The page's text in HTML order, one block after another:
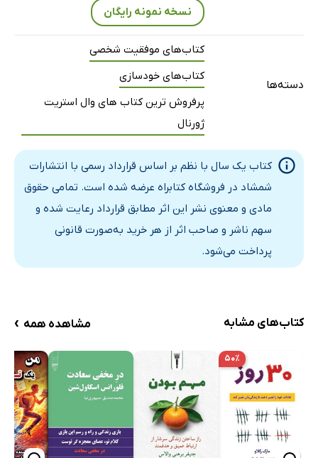
نسخه نمونه رایگان
دسته‌ها
کتاب‌های موفقیت شخصی
کتاب‌های خودسازی
پرفروش ترین کتاب های وال استریت
ژورنال
کتاب یک سال با نظم بر اساس قرارداد رسمی با انتشارات
شمشاد در فروشگاه کتابراه عرضه شده است. تمامی حقوق
مادی و معنوی نشر این اثر مطابق قرارداد رعایت شده و
سهم ناشر و صاحب اثر از هر خرید به‌صورت قانونی
پرداخت می‌شود.
کتاب‌های مشابه مشاهده همه ›
۵۰٪